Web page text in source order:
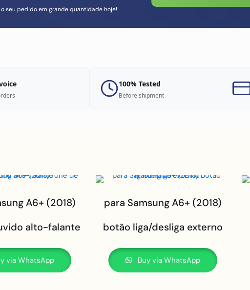
seu pedido em grande quantidade hoje!
100% Tested
Before shipment
A6+ (2018)
alto-falante
via WhatsApp
para Samsung A6+ (2018)
botão liga/desliga externo
Buy via WhatsApp